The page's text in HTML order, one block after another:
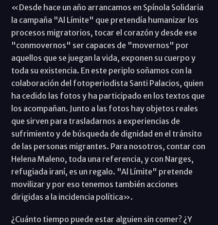
«Desde hace un año arrancamos en Spínola Solidaria
la campaña "Al Límite" que pretendía humanizar los
procesos migratorios, tocar el corazón y desde ese
"conmovernos" ser capaces de "movernos" por
aquellos que se juegan la vida, exponen su cuerpo y
toda su existencia. En este periplo soñamos con la
colaboración del fotoperiodista Santi Palacios, quien
ha cedido las fotos y ha participado en los textos que
los acompañan. Junto a las fotos hay objetos reales
que sirven para trasladarnos a experiencias de
sufrimiento y de búsqueda de dignidad en el tránsito
de las personas migrantes. Para nosotros, contar con
Helena Maleno, toda una referencia, y con Narges,
refugiada iraní, es un regalo. "Al Límite" pretende
movilizar y por eso tenemos también acciones
dirigidas a la incidencia política».
¿Cuánto tiempo puede estar alguien sin comer? ¿Y